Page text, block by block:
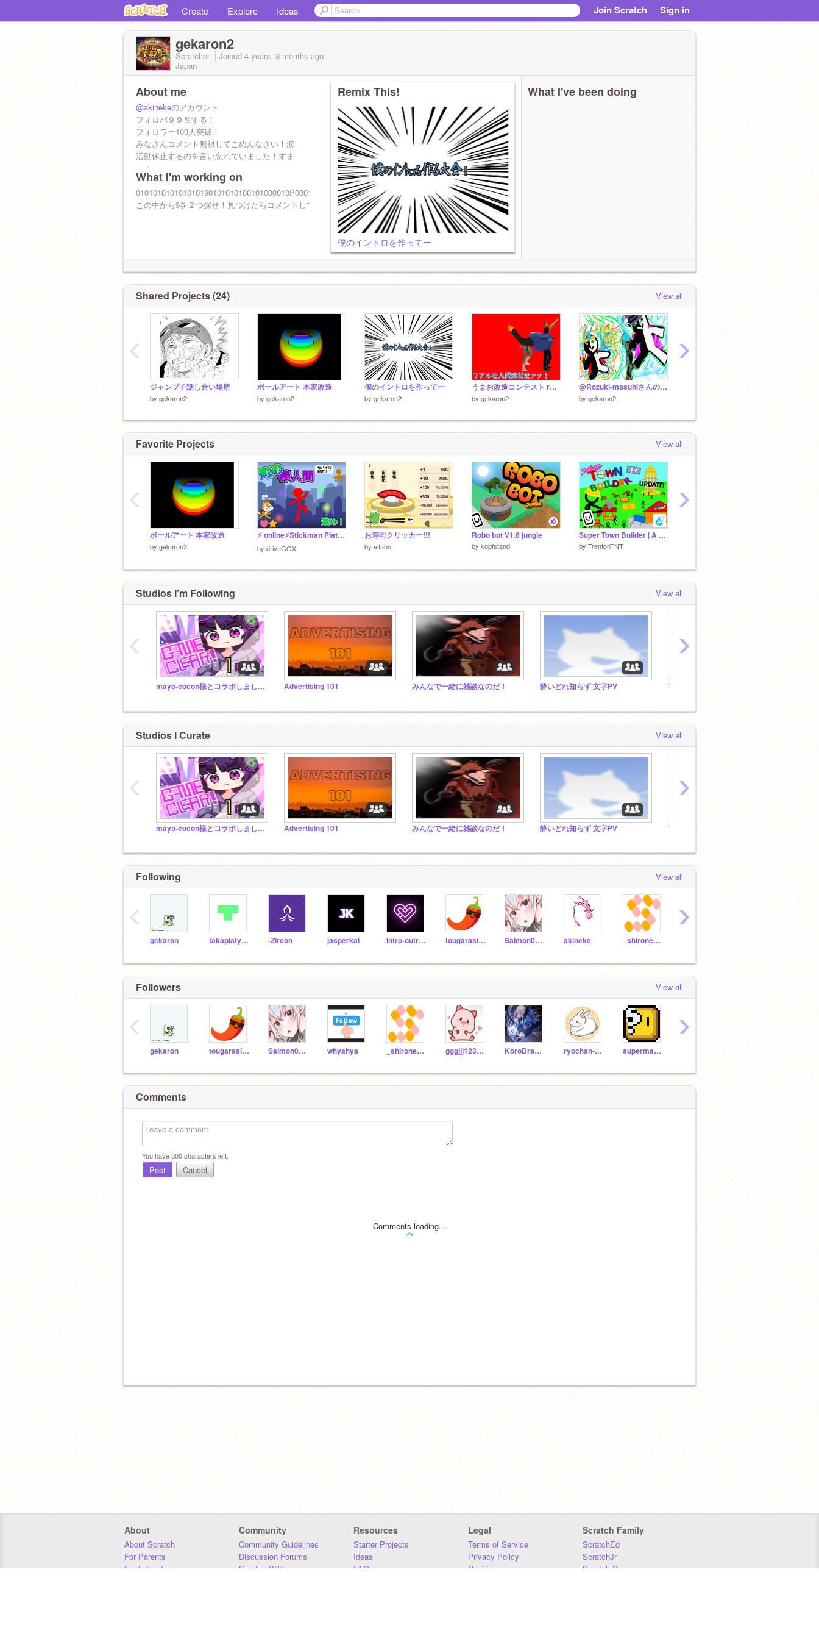
Create Explore Ideas Join Scratch Sign in
gekaron2
Scratcher Joined 4 years, 3 months ago
Japan
About me
@akinekeのアカウント
フォロバ９９％する！
フォロワー100人突破！
みなさんコメント無視してごめんなさい！涙
活動休止するのを言い忘れていました！すま
ぬ！
またコメント見ない可能性があります！なんた
って受験するから忙しいんすよ！
というわけでごめん！
What I'm working on
この中から9を２つ探せ！見つけたらコメントして！フォローしてね！
Remix This!
僕のイントロを作ってー
What I've been doing
Shared Projects (24) View all
ジャンプチ話し合い場所
by gekaron2
ボールアート 本家改造
by gekaron2
僕のイントロを作ってー
by gekaron2
うまお改造コンテスト remix
by gekaron2
@Rozuki-masuhiさんのファンアート！
by gekaron2
‹ ›
Favorite Projects View all
ボールアート 本家改造
by gekaron2
⚡️ online⚡️Stickman Platformer【City】棒人間【町】モバイル対応！#game
by driveGOX
お寿司クリッカー!!!
by eitabo
Robo bot V1.6 jungle
by kopfstand
Super Town Builder | A Game | #games #all #trending #music
by TrentonTNT
‹ ›
Studios I'm Following View all
mayo-cocon様とコラボしました！【新曲】【UFOキャッチャーゲームもできます！】eikokoro Advertising 101 みんなで一緒に雑談なのだ！ 酔いどれ知らず 文字PV
‹ ›
Studios I Curate View all
mayo-cocon様とコラボしました！【新曲】【UFOキャッチャーゲームもできます！】eikokoro Advertising 101 みんなで一緒に雑談なのだ！ 酔いどれ知らず 文字PV
‹ ›
Following View all
gekaron takaplatypus -Zircon jasperkai Intro-outro-PERSON tougarasi_2085 Salmon0141y akineke _shironeko_
‹ ›
Followers View all
gekaron tougarasi_2085 Salmon0141y whyahya _shironeko_ gggjjj1234567 KoroDragon ryochan-o-good supermario000012345
‹ ›
Comments
You have500characters left.
Post Cancel
Comments loading...
About
About Scratch
For Parents
For Educators
Community
Community Guidelines
Discussion Forums
Scratch Wiki
Resources
Starter Projects
Ideas
FAQ
Legal
Terms of Service
Privacy Policy
Cookies
Scratch Family
ScratchEd
ScratchJr
Scratch Day